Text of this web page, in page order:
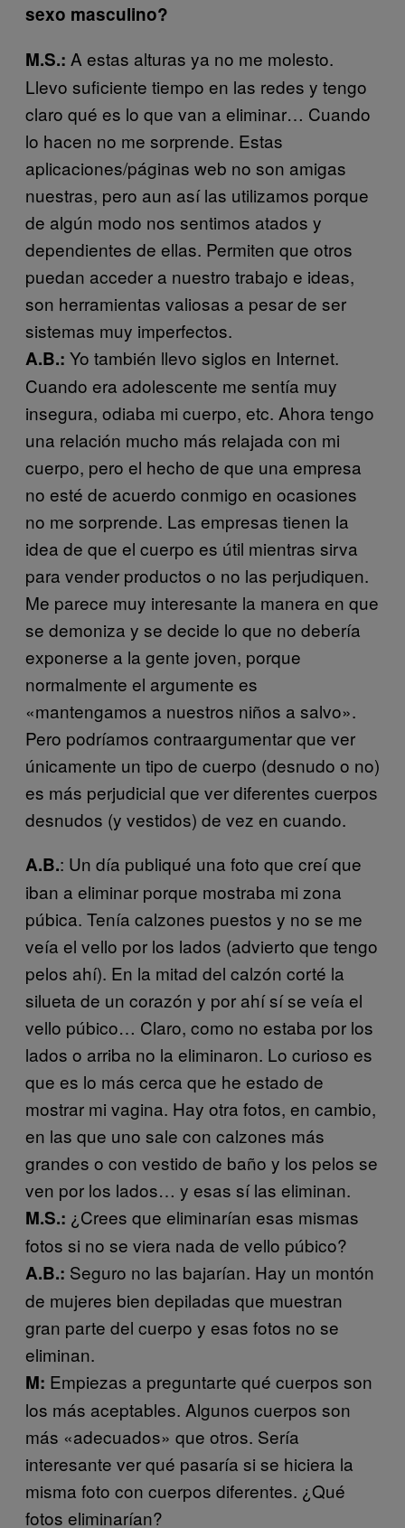
sexo masculino?
M.S.: A estas alturas ya no me molesto.
Llevo suficiente tiempo en las redes y tengo
claro qué es lo que van a eliminar… Cuando
lo hacen no me sorprende. Estas
aplicaciones/páginas web no son amigas
nuestras, pero aun así las utilizamos porque
de algún modo nos sentimos atados y
dependientes de ellas. Permiten que otros
puedan acceder a nuestro trabajo e ideas,
son herramientas valiosas a pesar de ser
sistemas muy imperfectos.
A.B.: Yo también llevo siglos en Internet.
Cuando era adolescente me sentía muy
insegura, odiaba mi cuerpo, etc. Ahora tengo
una relación mucho más relajada con mi
cuerpo, pero el hecho de que una empresa
no esté de acuerdo conmigo en ocasiones
no me sorprende. Las empresas tienen la
idea de que el cuerpo es útil mientras sirva
para vender productos o no las perjudiquen.
Me parece muy interesante la manera en que
se demoniza y se decide lo que no debería
exponerse a la gente joven, porque
normalmente el argumente es
«mantengamos a nuestros niños a salvo».
Pero podríamos contraargumentar que ver
únicamente un tipo de cuerpo (desnudo o no)
es más perjudicial que ver diferentes cuerpos
desnudos (y vestidos) de vez en cuando.
A.B.: Un día publiqué una foto que creí que
iban a eliminar porque mostraba mi zona
púbica. Tenía calzones puestos y no se me
veía el vello por los lados (advierto que tengo
pelos ahí). En la mitad del calzón corté la
silueta de un corazón y por ahí sí se veía el
vello púbico… Claro, como no estaba por los
lados o arriba no la eliminaron. Lo curioso es
que es lo más cerca que he estado de
mostrar mi vagina. Hay otra fotos, en cambio,
en las que uno sale con calzones más
grandes o con vestido de baño y los pelos se
ven por los lados… y esas sí las eliminan.
M.S.: ¿Crees que eliminarían esas mismas
fotos si no se viera nada de vello púbico?
A.B.: Seguro no las bajarían. Hay un montón
de mujeres bien depiladas que muestran
gran parte del cuerpo y esas fotos no se
eliminan.
M: Empiezas a preguntarte qué cuerpos son
los más aceptables. Algunos cuerpos son
más «adecuados» que otros. Sería
interesante ver qué pasaría si se hiciera la
misma foto con cuerpos diferentes. ¿Qué
fotos eliminarían?